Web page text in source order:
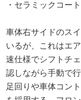
・セラミックコー
車体右サイドのス
いるが、これはエ
速仕様でシフトチ
認しながら手動で行
足回りや車体コン